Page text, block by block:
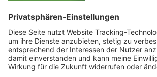
Biotin ist unentbehrlich für das
& den Abbau von Fettsäuren &
sowie
Verhornungsstörungen, gestörtes